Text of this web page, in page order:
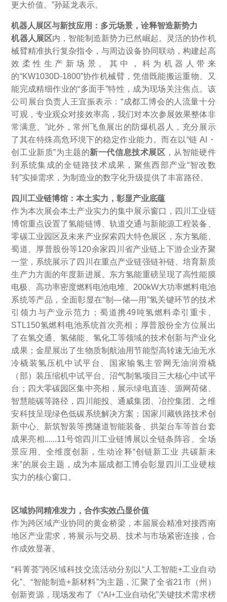
更大价值。”孙延龙表示。
机器人展区与新技应用：多元场景，诠释智造新势力
机器人展区内，智能制造新势力已然崛起。灵活的协作机
械臂精准执行复杂指令，与周边设备协同联动，构建起高
效柔性生产新场景。其中，科为机器人带来
的“KW1030D-1800”协作机械臂，凭借既能搬运重物、又
能完成精细作业的“多面手”特性，成为现场关注焦点。该
公司展台负责人王宜振表示：“成都工博会的人流量十分
可观，专业观众对接效率高，我们对本次参展效果整体非
常满意。”此外，常州飞鱼展出的防爆机器人，充分展示
了其在特殊高危环境下的稳定作业能力。而在以“链 AI・
创工业新质”为主题的新一代信息技术展区 ，从智能硬件
到系统集成的全链路技术成果，聚焦西部产业“智改数
转”实操需求，为制造业的数字化升级提供了丰富路径。
四川工业链博馆：本土实力，彰显产业底蕴
作为本次展会本土产业实力的集中展示窗口，四川工业链
博馆重点设置了氢能链博、轨道交通与新能源工程装备、
零碳工业园区及未来产业探索四大特色展区，东方氢能、
蜀道、厚普股份等120余家四川省产业链上下游企业齐聚
一堂，系统展示了四川在重点产业链强链补链、培育新质
生产力方面的年度新进展。东方氢能重磅呈现了高性能膜
电极、高功率密度燃料电池电堆、200kW大功率燃料电池
系统等产品，全面彰显在“制—储—用”氢关键环节的技术
引领力与产业示范力；蜀道携49吨氢燃料牵引重卡、
STL150氢燃料电池系统首次亮相；厚普股份全方位展出
了在氢交通、氢储能、氢化工等领域的技术创新与产业化
成果；金星展出了生物质制航油用节能型高转速无油无水
冷橇装氢压机中试平台、国家输氢主管网无油润滑橇
（部）装压缩机中试平台、沼气制氢项目三大核心中试平
台；四大零碳园区集中亮相，展示绿电直连、源网荷储、
智慧能碳等路径，四川能投、通威集团、冶控集团、之维
安科技呈现绿色低碳系统解决方案；国家川藏铁路技术创
新中心、新筑智装等携隧道智能装备、拱架台车等首台套
成果亮相......11号馆四川工业链博展以全链条阵容、全场
景应用、全维度创新，生动诠释“创链新工业 共碳新未
来”的展会主题，成为本届成都工博会彰显四川工业硬核
实力的核心窗口。
区域协同精准发力，合作实效凸显价值
作为跨区域产业协同的黄金桥梁，本届展会精准对接西南
地区产业需求，将展示与交易、技术与市场紧密连接，合
作成效显著。
“科菁荟”跨区域科技交流活动分别以“人工智能+工业自动
化”、“智能制造+新材料”为主题，汇聚了全省21市（州）
创新资源，现场发布了《“AI+工业自动化”关键技术需求榜